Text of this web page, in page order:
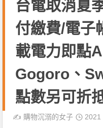
台電取消夏
付繳費/電子
載電力即點
Gogoro、
點數另可折
✍️ 購物沉溺的女子 2021